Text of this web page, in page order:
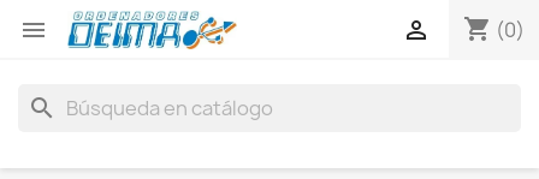
 shopping_cart (0)

search